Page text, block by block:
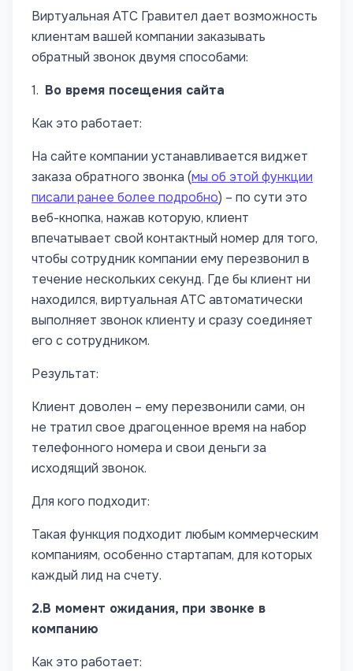
Виртуальная АТС Гравител дает возможность
клиентам вашей компании заказывать
обратный звонок двумя способами:
1. Во время посещения сайта
Как это работает:
На сайте компании устанавливается виджет
заказа обратного звонка (мы об этой функции
писали ранее более подробно) – по сути это
веб-кнопка, нажав которую, клиент
впечатывает свой контактный номер для того,
чтобы сотрудник компании ему перезвонил в
течение нескольких секунд. Где бы клиент ни
находился, виртуальная АТС автоматически
выполняет звонок клиенту и сразу соединяет
его с сотрудником.
Результат:
Клиент доволен – ему перезвонили сами, он
не тратил свое драгоценное время на набор
телефонного номера и свои деньги за
исходящий звонок.
Для кого подходит:
Такая функция подходит любым коммерческим
компаниям, особенно стартапам, для которых
каждый лид на счету.
2.В момент ожидания, при звонке в
компанию
Как это работает: